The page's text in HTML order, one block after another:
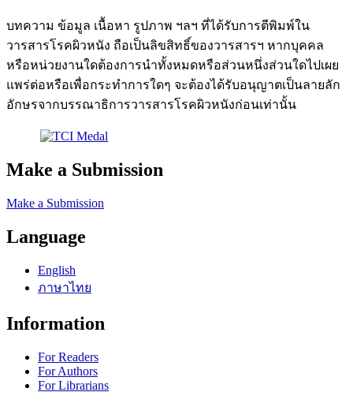
บทความ ข้อมูล เนื้อหา รูปภาพ ฯลฯ ที่ได้รับการตีพิมพ์ใน
วารสารโรคผิวหนัง ถือเป็นลิขสิทธิ์ของวารสารฯ หากบุคคล
หรือหน่วยงานใดต้องการนำทั้งหมดหรือส่วนหนึ่งส่วนใดไปเผย
แพร่ต่อหรือเพื่อกระทำการใดๆ จะต้องได้รับอนุญาตเป็นลายลัก
อักษรจากบรรณาธิการวารสารโรคผิวหนังก่อนเท่านั้น
Make a Submission
Make a Submission
Language
English
ภาษาไทย
Information
For Readers
For Authors
For Librarians